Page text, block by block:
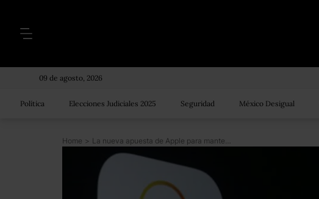
09 de agosto, 2026
Política Elecciones Judiciales 2025 Seguridad México Desigual
Home > La nueva apuesta de Apple para mantener su mercado